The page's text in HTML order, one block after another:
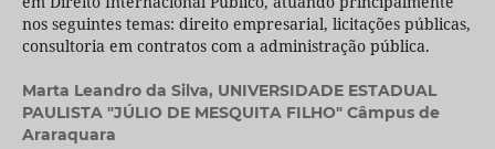
nos seguintes temas: direito empresarial, licitações públicas,
consultoria em contratos com a administração pública.
Marta Leandro da Silva, UNIVERSIDADE ESTADUAL
PAULISTA "JÚLIO DE MESQUITA FILHO" Câmpus de
Araraquara